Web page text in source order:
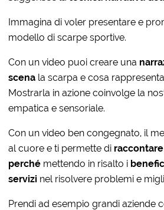
Immagina di voler presentare e
modello di scarpe sportive.
Con un video puoi creare una
scena la scarpa e cosa
Mostrarla in azione coinvolge la
empatica e sensoriale.
Con un video ben congegnato, il
al cuore e ti permette di
perché mettendo in risalto i
servizi nel risolvere problemi e
Prendi ad esempio grandi aziende